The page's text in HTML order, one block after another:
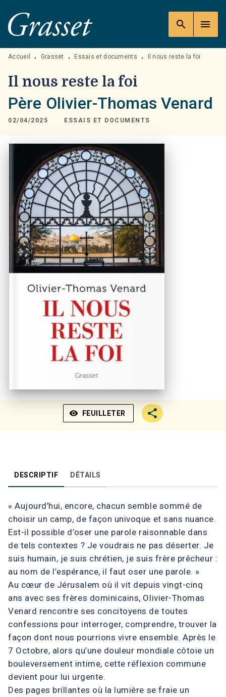
MENU RECHERCHE
PIED DE PAGE
search menu
Accueil • Grasset • Essais et documents • Il nous reste la foi
Il nous reste la foi
Père Olivier-Thomas Venard
02/04/2025 ESSAIS ET DOCUMENTS
visibility FEUILLETER
DESCRIPTIF DÉTAILS
« Aujourd’hui, encore, chacun semble sommé de
choisir un camp, de façon univoque et sans nuance.
Est-il possible d’oser une parole raisonnable dans
de tels contextes ? Je voudrais ne pas déserter. Je
suis humain, je suis chrétien, je suis frère prêcheur :
au nom de l’espérance, il faut oser une parole. »
Au cœur de Jérusalem où il vit depuis vingt-cinq
ans avec ses frères dominicains, Olivier-Thomas
Venard rencontre ses concitoyens de toutes
confessions pour interroger, comprendre, trouver la
façon dont nous pourrions vivre ensemble. Après le
7 Octobre, alors qu’une douleur mondiale côtoie un
bouleversement intime, cette réflexion commune
devient pour lui urgente.
Des pages brillantes où la lumière se fraie un